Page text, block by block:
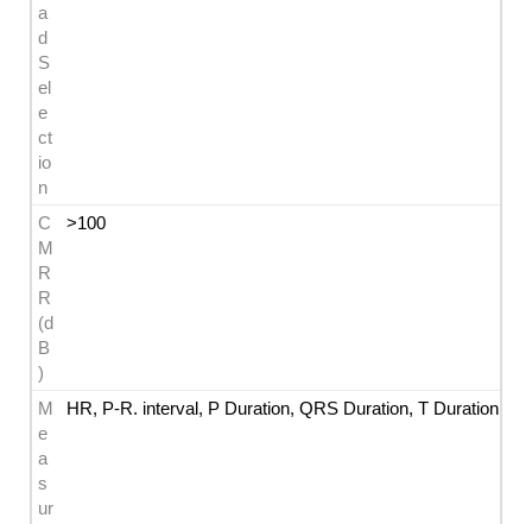
a
d
S
el
e
ct
io
n
C
M
R
R
(d
B
)
>100
M
e
a
s
ur
HR, P-R. interval, P Duration, QRS Duration, T Duration,